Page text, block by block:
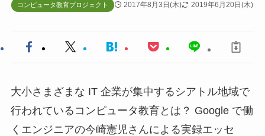
コンピュータ教育プロジェクト 2017年8月3日(木) 2019年6月20日(木)
大小さまざまな IT 企業が集中するシアトル地域で
行われているコンピュータ教育とは？ Google で働
くエンジニアの今崎憲児さんによる実録エッセ